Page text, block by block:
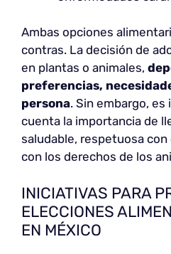
Ambas opciones
contras. La decisión de
en plantas o animales,
preferencias,
persona. Sin embargo,
cuenta la importancia de
saludable, respetuosa
con los derechos de los
INICIATIVAS PARA
ELECCIONES
EN MÉXICO